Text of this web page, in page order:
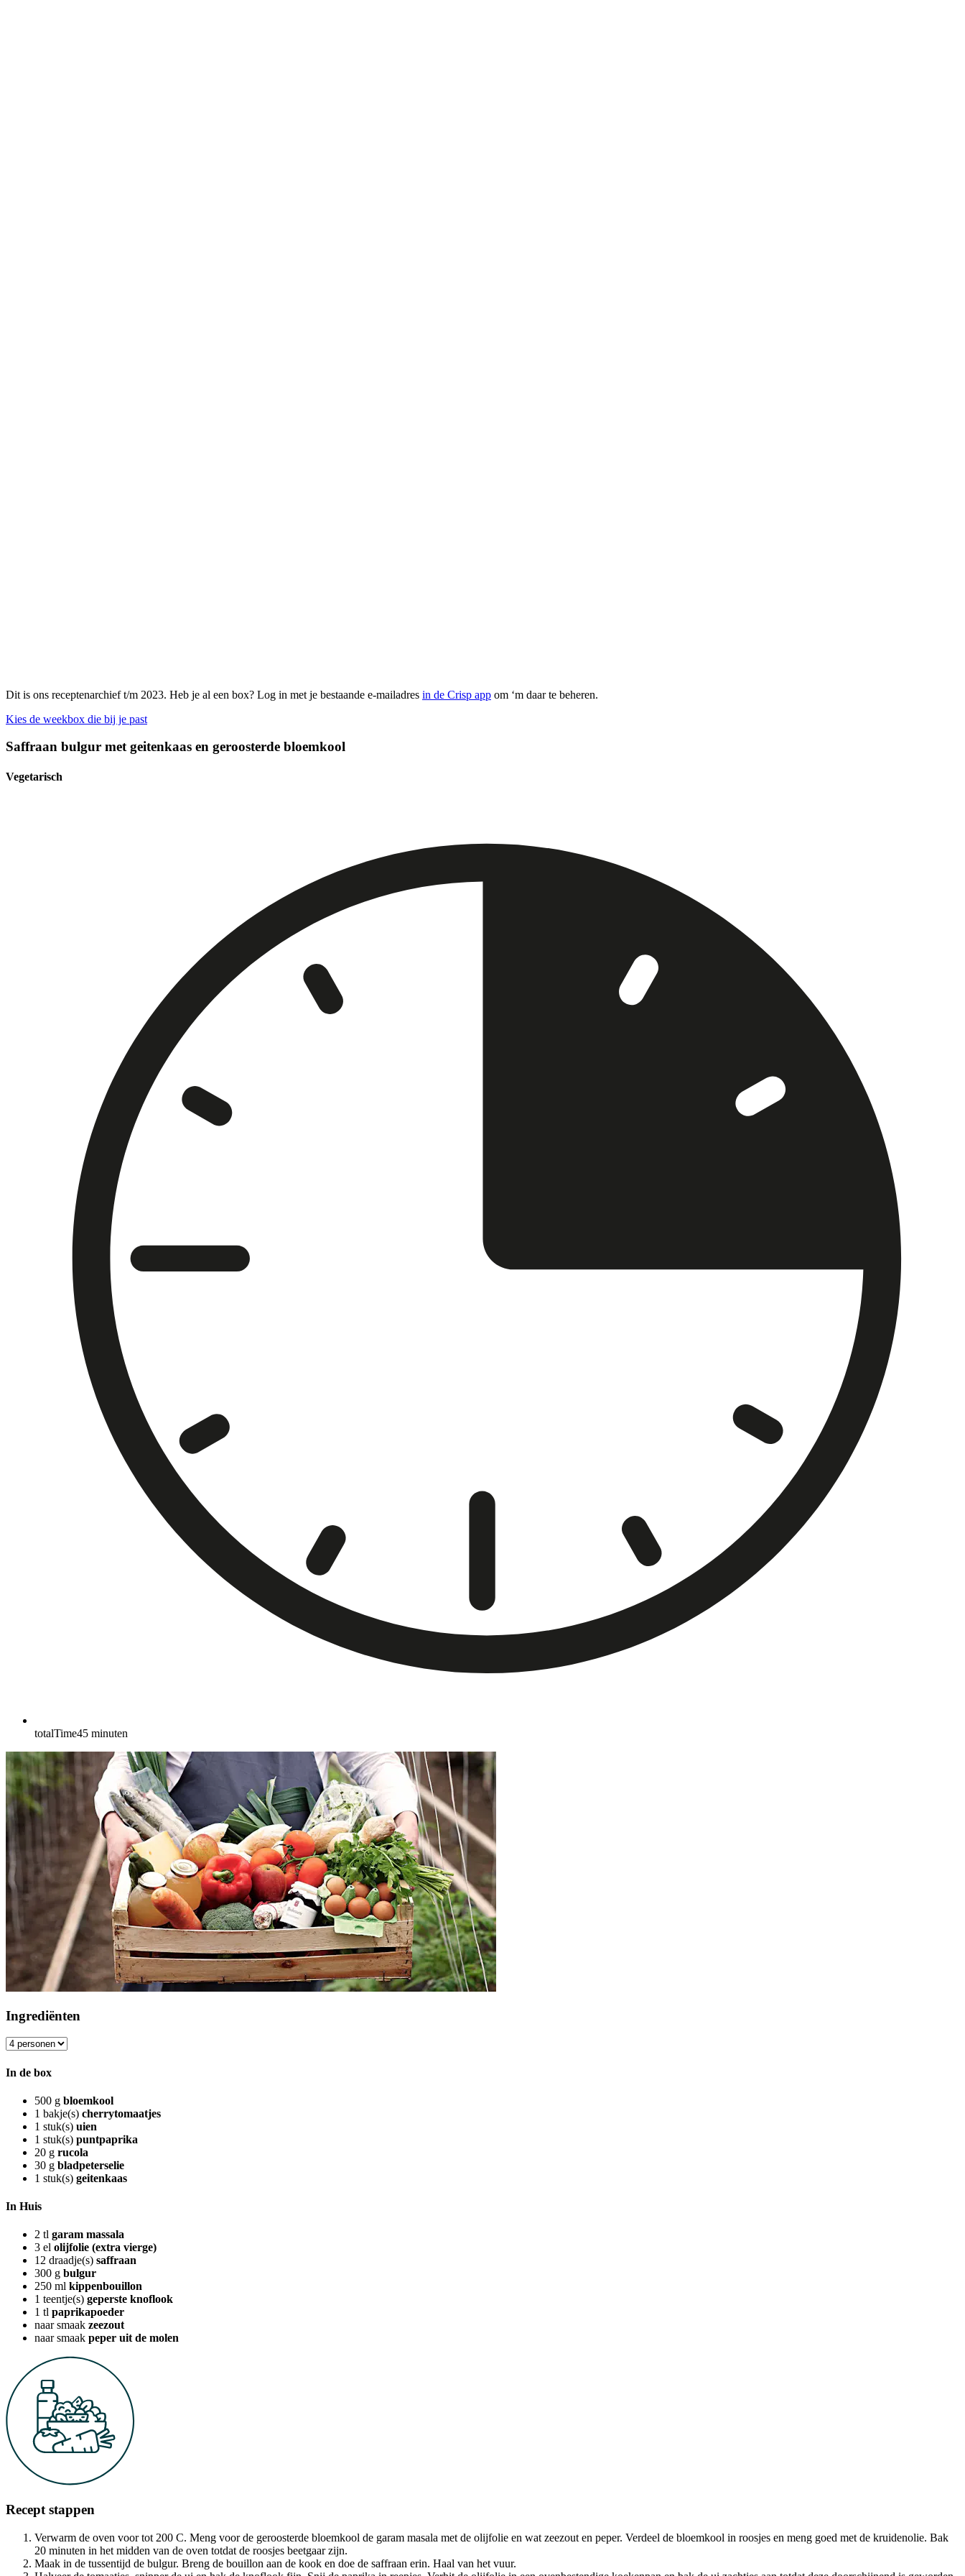
Dit is ons receptenarchief t/m 2023. Heb je al een box? Log in met je bestaande e-mailadres in de Crisp app om ‘m daar te beheren.
Kies de weekbox die bij je past
Saffraan bulgur met geitenkaas en geroosterde bloemkool
Vegetarisch
totalTime45 minuten
Ingrediënten
In de box
500 g bloemkool
1 bakje(s) cherrytomaatjes
1 stuk(s) uien
1 stuk(s) puntpaprika
20 g rucola
30 g bladpeterselie
1 stuk(s) geitenkaas
In Huis
2 tl garam massala
3 el olijfolie (extra vierge)
12 draadje(s) saffraan
300 g bulgur
250 ml kippenbouillon
1 teentje(s) geperste knoflook
1 tl paprikapoeder
naar smaak zeezout
naar smaak peper uit de molen
Recept stappen
Verwarm de oven voor tot 200 C. Meng voor de geroosterde bloemkool de garam masala met de olijfolie en wat zeezout en peper. Verdeel de bloemkool in roosjes en meng goed met de kruidenolie. Bak
20 minuten in het midden van de oven totdat de roosjes beetgaar zijn.
Maak in de tussentijd de bulgur. Breng de bouillon aan de kook en doe de saffraan erin. Haal van het vuur.